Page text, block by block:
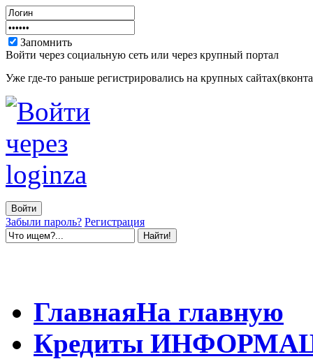
Запомнить
Войти через социальную сеть или через крупный портал
Уже где-то раньше регистрировались на крупных
Забыли пароль? Регистрация
ГлавнаяНа главную
Кредиты